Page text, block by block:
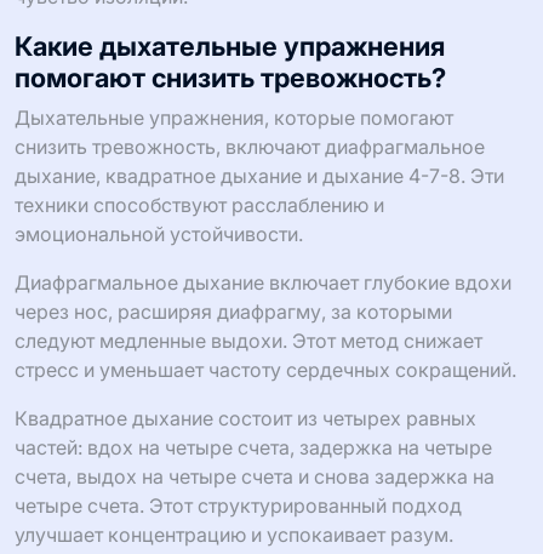
Какие дыхательные упражнения
помогают снизить тревожность?
Дыхательные упражнения, которые помогают
снизить тревожность, включают диафрагмальное
дыхание, квадратное дыхание и дыхание 4-7-8. Эти
техники способствуют расслаблению и
эмоциональной устойчивости.
Диафрагмальное дыхание включает глубокие вдохи
через нос, расширяя диафрагму, за которыми
следуют медленные выдохи. Этот метод снижает
стресс и уменьшает частоту сердечных сокращений.
Квадратное дыхание состоит из четырех равных
частей: вдох на четыре счета, задержка на четыре
счета, выдох на четыре счета и снова задержка на
четыре счета. Этот структурированный подход
улучшает концентрацию и успокаивает разум.